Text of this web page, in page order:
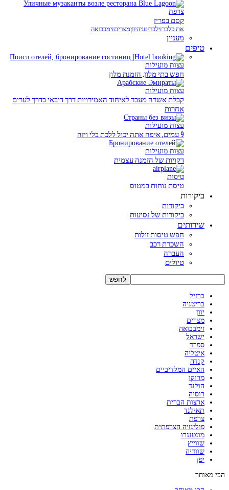
צרפת
קסם בפריז
את כלברזילבריטניהיווןמצריםזימבבואה
מעניין
טיפים
עצות מועילות
חפש בתי מלון, הזמנת מלון
עצות מועילות
קבלת אשרה מעבר לאיחוד האמירויות דרך דובאי בדרך לערים
אחרות
עצות מועילות
9 עמים, איפה אתה יכול ללכת בלי ויזה
עצות מועילות
דקויות של הזמנה עצמית
טיסות
טיסת נוחות במטוס
ביקורות
ביקורות
ביקורות של נסיעות
שירותים
חפש טיסות זולות
השכרת רכב
העברה
טיולים
ברזיל
בריטניה
יוון
מצרים
זימבבואה
ישראל
ספרד
איטליה
קנדה
האיים המלדיביים
מרוקו
הולנד
רוסיה
ארצות הברית
תאילנד
צרפת
פולינזיה הצרפתית
מונטנגרו
שווייץ
שוודיה
יפן
הכי מאוחר